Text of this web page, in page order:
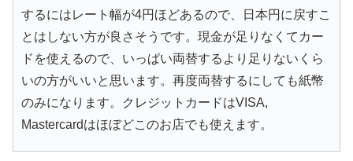
するにはレート幅が4円ほどあるので、日本円に戻すこ
とはしない方が良さそうです。現金が足りなくてカー
ドを使えるので、いっぱい両替するより足りないくら
いの方がいいと思います。再度両替するにしても紙幣
のみになります。クレジットカードはVISA,
Mastercardはほぼどこのお店でも使えます。